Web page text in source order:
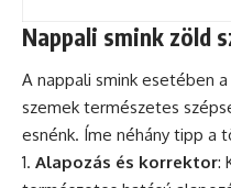
Nappali smink zöld
A nappali smink esetében a
szemek természetes
esnénk. Íme néhány tipp a
Alapozás és korrektor: